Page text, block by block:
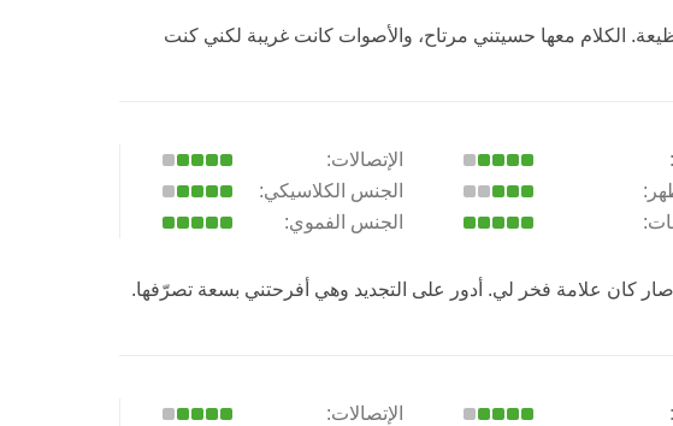
الكلام معها حسيتني مرتاح، والأصوات كانت غريبة لكني كنت
الإتصالات:
الجنس الكلاسيكي:
الجنس الفموي:
كان علامة فخر لي. أدور على التجديد وهي أفرحتني بسعة تصرّفها.
الإتصالات: